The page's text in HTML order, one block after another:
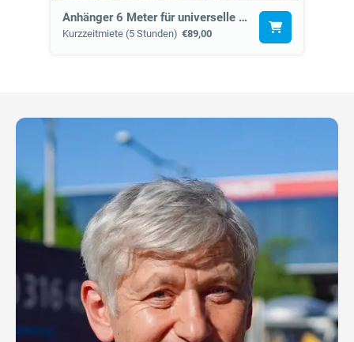
Anhänger 6 Meter für universelle Verwendung (15a)
Kurzzeitmiete (5 Stunden) €89,00